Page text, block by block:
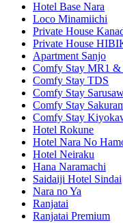
Hotel Base Nara
Loco Minamiichi
Private House
Private House
Apartment Sanjo
Comfy Stay MR1
Comfy Stay TDS
Comfy Stay
Comfy Stay
Comfy Stay
Hotel Rokune
Hotel Nara No
Hotel Neiraku
Hana Naramachi
Saidaiji Hotel Sindai
Nara no Ya
Ranjatai
Ranjatai Premium